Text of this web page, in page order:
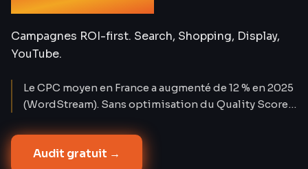
Campagnes ROI-first. Search, Shopping, Display,
YouTube.
Le CPC moyen en France a augmenté de 12 % en 2025
(WordStream). Sans optimisation du Quality Score,
de son potentiel. Nos comptes affichent un Quality
Score moyen de 7,8/10 — soit un CPC réduit de 38 %
Audit gratuit →